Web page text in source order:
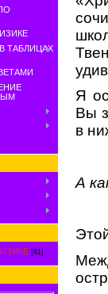
ТАБЛИЦАХ
[81]
Я
Вы
в
А